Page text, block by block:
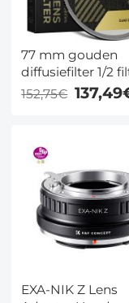
77 mm gouden
diffusiefilter 1/2
met zachte gloed
cameralensfilter,
Xcel-serie
152,75€
EXA-NIK Z Lens